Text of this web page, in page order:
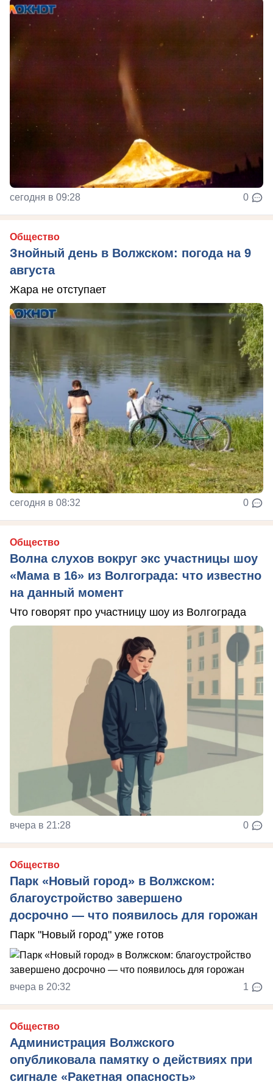
сегодня в 09:28 0
Общество
Знойный день в Волжском: погода на 9
августа
Жара не отступает
сегодня в 08:32 0
Общество
Волна слухов вокруг экс участницы шоу
«Мама в 16» из Волгограда: что известно
на данный момент
Что говорят про участницу шоу из Волгограда
вчера в 21:28 0
Общество
Парк «Новый город» в Волжском:
благоустройство завершено
досрочно — что появилось для горожан
Парк "Новый город" уже готов
вчера в 20:32 1
Общество
Администрация Волжского
опубликовала памятку о действиях при
сигнале «Ракетная опасность»